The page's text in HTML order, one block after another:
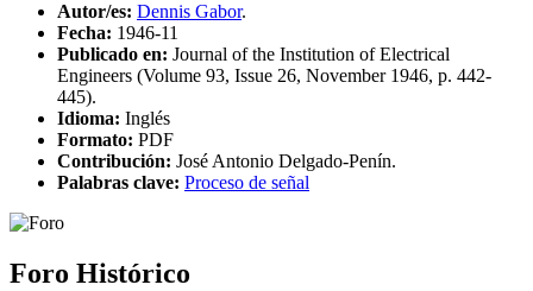
Autor/es: Dennis Gabor.
Fecha: 1946-11
Publicado en: Journal of the Institution of Electrical
Engineers (Volume 93, Issue 26, November 1946, p. 442-
445).
Idioma: Inglés
Formato: PDF
Contribución: José Antonio Delgado-Penín.
Palabras clave: Proceso de señal
Foro Histórico